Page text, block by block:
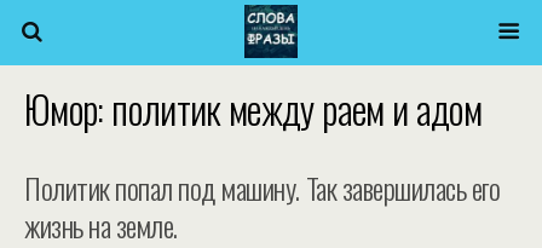
Юмор: политик между раем и адом
Политик попал под машину. Так завершилась его
жизнь на земле.